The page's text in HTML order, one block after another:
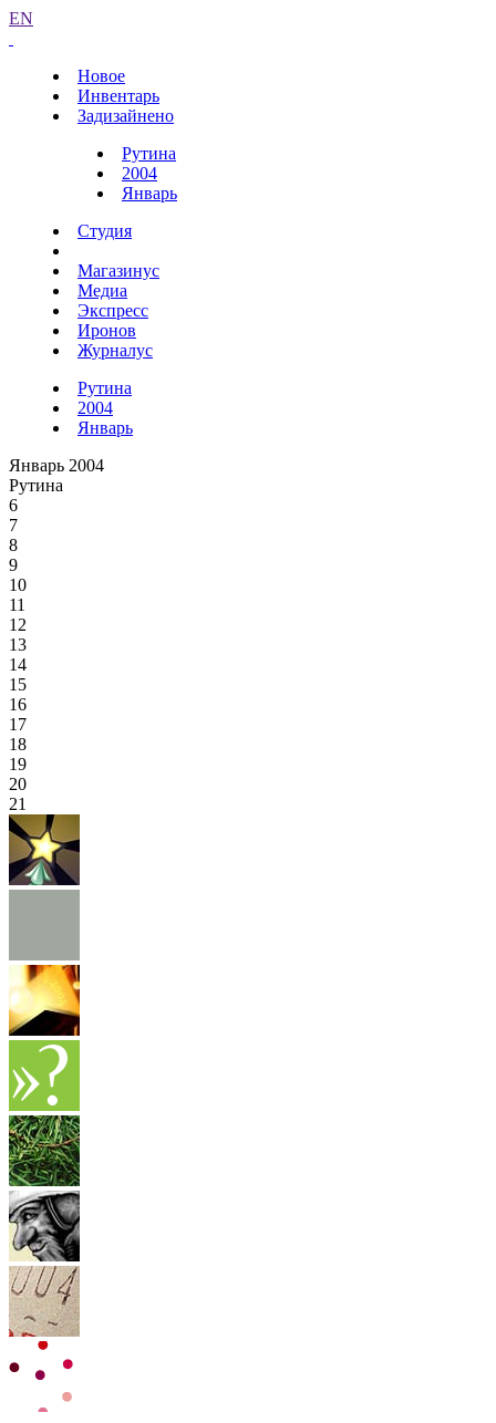
EN
Новое
Инвентарь
Задизайнено
Рутина
2004
Январь
Студия
Магазинус
Медиа
Экспресс
Иронов
Журналус
Рутина
2004
Январь
Январь 2004
Рутина
6
7
8
9
10
11
12
13
14
15
16
17
18
19
20
21